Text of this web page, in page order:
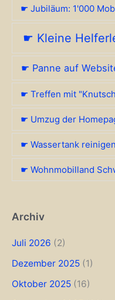
☛ Jubiläum: 1'000
☛ Kleine
☛ Panne auf
☛ Treffen mit
☛ Umzug der
☛ Wassertank reinigen
☛ Wohnmobilland
Archiv
Juli 2026 (2)
Dezember 2025 (1)
Oktober 2025 (16)